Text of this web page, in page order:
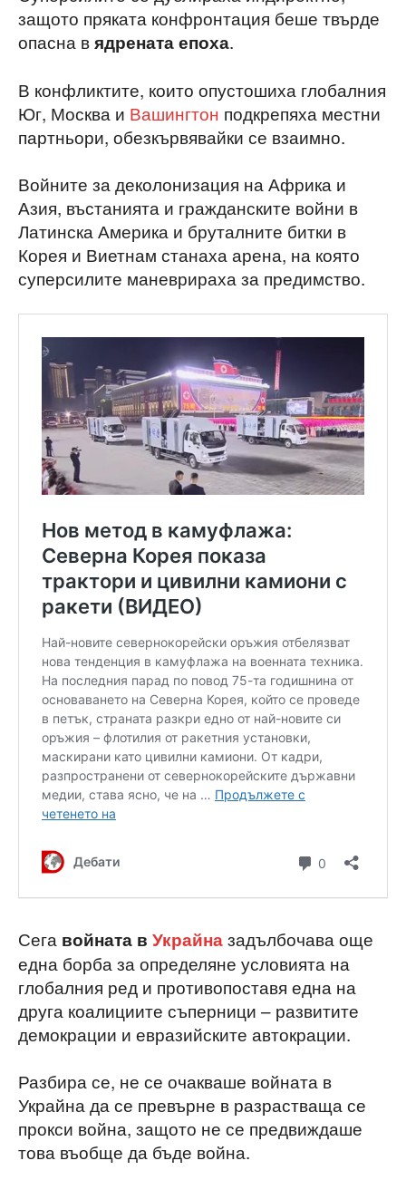
защото пряката конфронтация беше твърде
опасна вядрената епоха.
В конфликтите, които опустошиха глобалния
Юг, Москва и Вашингтон подкрепяха местни
партньори, обезкървявайки се взаимно.
Войните за деколонизация на Африка и
Азия, въстанията и гражданските войни в
Латинска Америка и бруталните битки в
Корея и Виетнам станаха арена, на която
суперсилите маневрираха за предимство.
Сега войната в Украйназадълбочава още
една борба за определяне условията на
глобалния ред и противопоставя една на
друга коалициите съперници – развитите
демокрации и евразийските автокрации.
Разбира се, не се очакваше войната в
Украйна да се превърне в разрастваща се
прокси война, защото не се предвиждаше
това въобще да бъде война.